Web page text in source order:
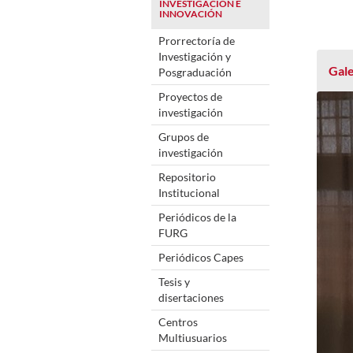
INVESTIGACIÓN E
INNOVACIÓN
Prorrectoría de
Investigación y
Posgraduación
Proyectos de
investigación
Grupos de
investigación
Repositorio
Institucional
Periódicos de la
FURG
Periódicos Capes
Tesis y
disertaciones
Centros
Multiusuarios